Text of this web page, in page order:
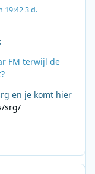
19:423 d.
FM terwijl de
en je komt hier
srg/